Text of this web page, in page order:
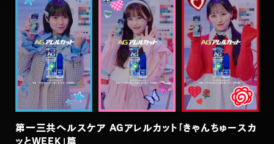
第一三共ヘルスケア AGアレルカット「きゃんちゅースカ
ッとWEEK」篇